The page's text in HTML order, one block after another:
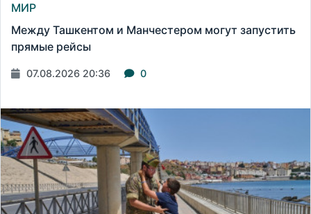
МИР
Между Ташкентом и Манчестером могут запустить
прямые рейсы
07.08.2026 20:36 0